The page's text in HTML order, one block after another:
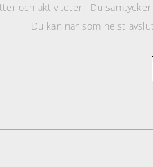
och aktiviteter. Du
Du kan när som helst